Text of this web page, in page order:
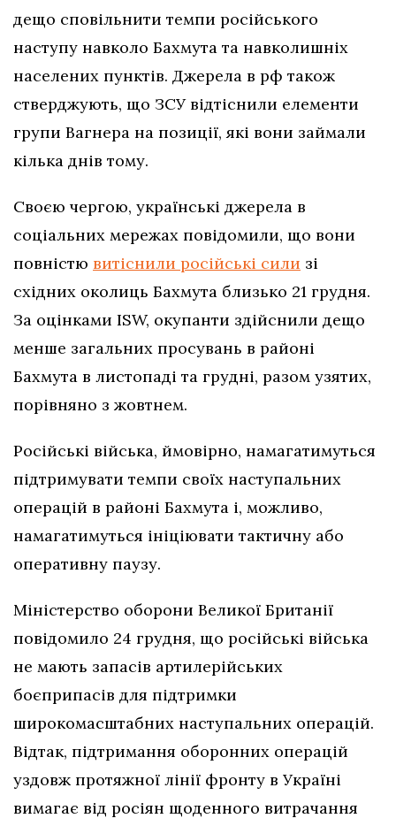
дещо сповільнити темпи російського
наступу навколо Бахмута та навколишніх
населених пунктів. Джерела в рф також
стверджують, що ЗСУ відтіснили елементи
групи Вагнера на позиції, які вони займали
кілька днів тому.
Своєю чергою, українські джерела в
соціальних мережах повідомили, що вони
повністю витіснили російські сили зі
східних околиць Бахмута близько 21 грудня.
За оцінками ISW, окупанти здійснили дещо
менше загальних просувань в районі
Бахмута в листопаді та грудні, разом узятих,
порівняно з жовтнем.
Російські війська, ймовірно, намагатимуться
підтримувати темпи своїх наступальних
операцій в районі Бахмута і, можливо,
намагатимуться ініціювати тактичну або
оперативну паузу.
Міністерство оборони Великої Британії
повідомило 24 грудня, що російські війська
не мають запасів артилерійських
боєприпасів для підтримки
широкомасштабних наступальних операцій.
Відтак, підтримання оборонних операцій
уздовж протяжної лінії фронту в Україні
вимагає від росіян щоденного витрачання